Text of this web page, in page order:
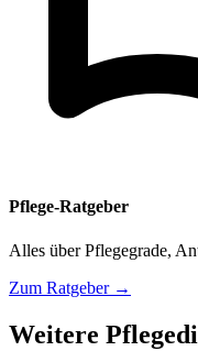
Pflege-Ratgeber
Alles über Pflegegrade,
Zum Ratgeber →
Weitere